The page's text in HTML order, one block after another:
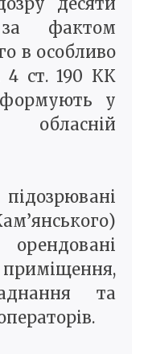
фактом
в особливо
4 ст. 190 КК
у
обласній
та